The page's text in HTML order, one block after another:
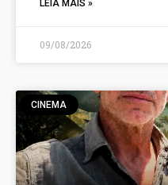
LEIA MAIS »
09/08/2026
CINEMA